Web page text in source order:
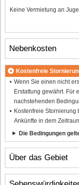
Keine Vermietung an
Über das Gebiet
Nebenkosten
Kostenfreie
Wenn Sie einen nicht
Erstattung gewährt. Für
nachstehenden
Kostenfreie Stornierung
Ankünfte in dem
Die Bedingungen